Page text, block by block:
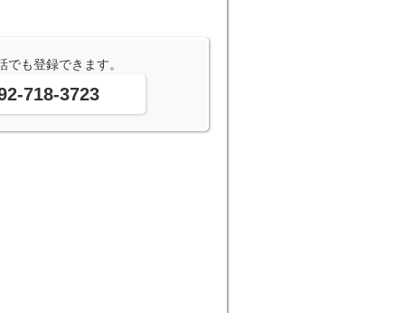
でも登録できます。
718-3723